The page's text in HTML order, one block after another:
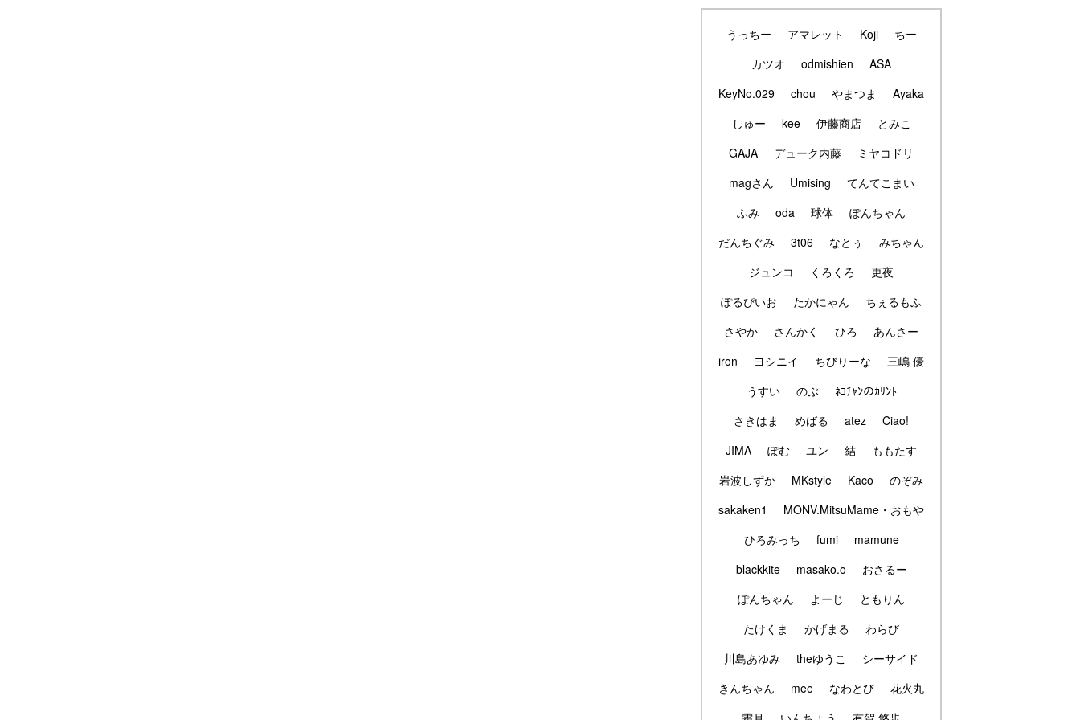
うっちー アマレット Koji
ちー
カツオ
odmishien
ASA
KeyNo.029
chou やまつま
Ayaka
しゅー
kee 伊藤商店
とみこ
GAJA
デューク内藤
ミヤコドリ
magさん
Umising
てんてこまい
ふみ
oda 球体
ぽんちゃん
だんちぐみ
3t06 なとぅ
みちゃん
ジュンコ
くろくろ
更夜
ぽるぴいお
たかにゃん
ちぇるもふ
さやか
さんかく ひろ
あんさー
iron
ヨシニイ ちびりーな
三嶋 優
うすい
のぶ
ﾈｺﾁｬﾝのｶﾘﾝﾄ
さきはま
めばる atez
Ciao!
JIMA
ぽむ ユン 結
ももたす
岩波しずか
MKstyle Kaco
のぞみ
sakaken1
MONV.MitsuMame・おもや
ひろみっち
fumi
mamune
blackkite
masako.o
おさるー
ぽんちゃん
よーじ
ともりん
たけくま
かげまる
わらび
川島あゆみ
theゆうこ
シーサイド
きんちゃん
mee なわとび
花火丸